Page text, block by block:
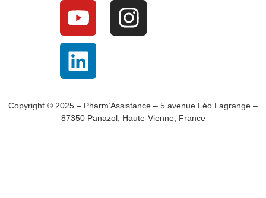
Copyright © 2025 – Pharm’Assistance – 5 avenue Léo Lagrange –
87350 Panazol, Haute-Vienne, France